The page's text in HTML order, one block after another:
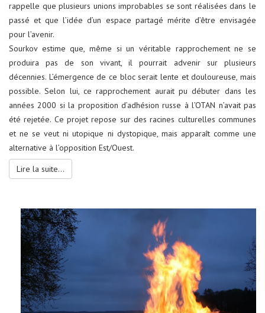
rappelle que plusieurs unions improbables se sont réalisées dans le
passé et que l’idée d’un espace partagé mérite d’être envisagée
pour l’avenir.
Sourkov estime que, même si un véritable rapprochement ne se
produira pas de son vivant, il pourrait advenir sur plusieurs
décennies. L’émergence de ce bloc serait lente et douloureuse, mais
possible. Selon lui, ce rapprochement aurait pu débuter dans les
années 2000 si la proposition d’adhésion russe à l’OTAN n’avait pas
été rejetée. Ce projet repose sur des racines culturelles communes
et ne se veut ni utopique ni dystopique, mais apparaît comme une
alternative à l’opposition Est/Ouest.
Lire la suite...